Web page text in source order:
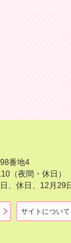
番地4
（夜間・休日）
、休日、12月29
サイトについて